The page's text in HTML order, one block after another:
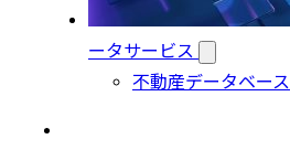
ータサービス
不動産データベース